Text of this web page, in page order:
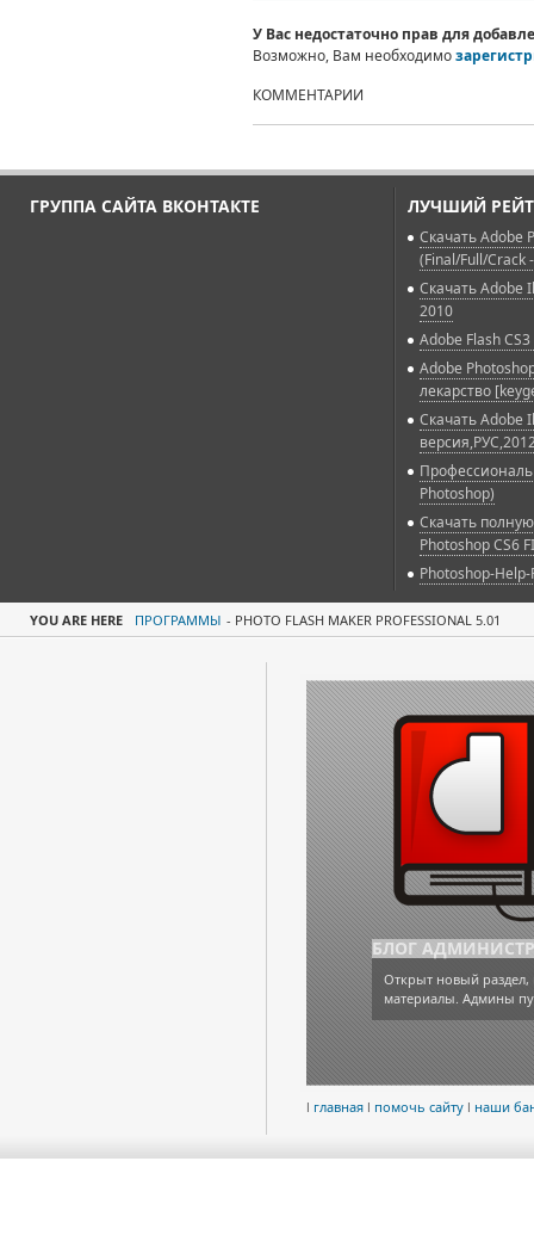
У Вас недостаточно прав для
Возможно, Вам необходимо
КОММЕНТАРИИ
ГРУППА САЙТА ВКОНТАКТЕ ЛУЧШИЙ
Скачать Adobe
(Final/Full/Crack
Скачать Adobe
2010
Adobe Flash
Adobe
лекарство
Скачать Adobe
Photoshop)
Скачать
Photoshop CS6
Photoshop-Help-
YOU ARE HERE ПРОГРАММЫ - PHOTO FLASH MAKER PROFESSIONAL 5.01
БЛОГ
Открыт новый раздел,
материалы. Админы
l главная l помочь сайту l наши